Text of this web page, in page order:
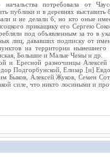
потребовала от
публики и в деревнях выставить
и не делали б, но кто оные
прикащику его Сергею
под объявленным за то в
лиц, дававших подписку от
на территории
Большие и Малые Чемы и др.
и Ересной разночинцы
Подгорбунской, Елизар [и]
Алексей Жуков, Семен
силе, что никто лосиными и